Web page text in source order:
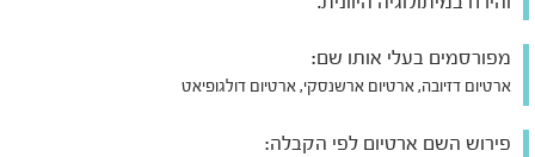
מפורסמים בעלי אותו שם:
ארטיום דזיובה, ארטיום ארשנסקי, ארטיום דולגופיאט
פירוש השם ארטיום לפי הקבלה: